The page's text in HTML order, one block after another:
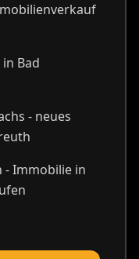
Bad
- neues
- Immobilie in